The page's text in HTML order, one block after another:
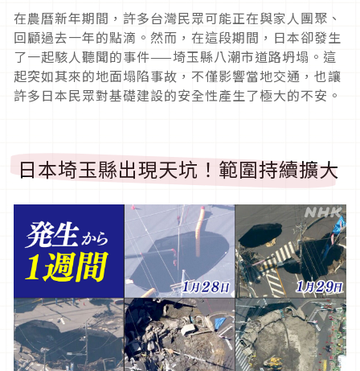
在農曆新年期間，許多台灣民眾可能正在與家人團聚、
回顧過去一年的點滴。然而，在這段期間，日本卻發生
了一起駭人聽聞的事件——埼玉縣八潮市道路坍塌。這
起突如其來的地面塌陷事故，不僅影響當地交通，也讓
許多日本民眾對基礎建設的安全性產生了極大的不安。
日本埼玉縣出現天坑！範圍持續擴大